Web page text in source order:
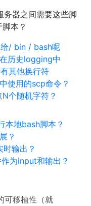
器之间需要这些脚
脚本？
/ bin / bash呢
历史logging中
其他换行符
使用的scp命令？
个随机字符？
本地bash脚本？
？
输出？
为input和输出？
可移植性（就